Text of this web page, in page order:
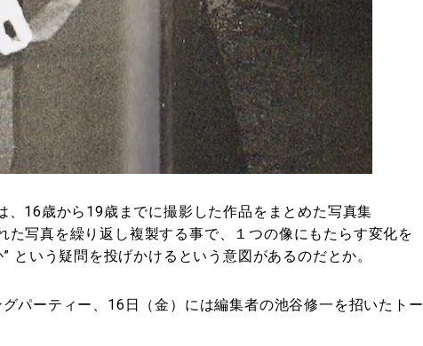
、16歳から19歳までに撮影した作品をまとめた写真集
た写真を繰り返し複製する事で、１つの像にもたらす変化を
という疑問を投げかけるという意図があるのだとか。
パーティー、16日（金）には編集者の池谷修一を招いたトー